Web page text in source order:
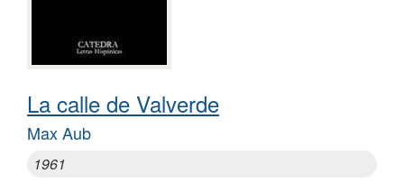
La calle de Valverde
Max Aub
1961